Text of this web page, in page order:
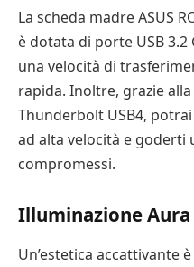
La scheda madre ASUS
è dotata di porte USB 3.2
una velocità di
rapida. Inoltre, grazie
Thunderbolt USB4,
ad alta velocità e goderti
compromessi.
Illuminazione Aura
Un’estetica accattivante